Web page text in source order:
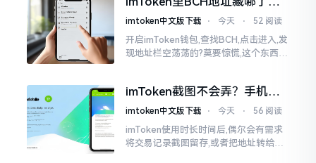
手把手教你找对位置
imtoken中文版下载 ⋅ 今天 ⋅ 52 阅读
开启imToken钱包,查找BCH,点击进入,发
现地址栏空荡荡的?莫要惊慌,这个东西隐
imToken截图不会弄？手机这
招教你搞定
imtoken中文版下载 ⋅ 今天 ⋅ 56 阅读
imToken使用时长时间后,偶尔会有需求
将交易记录截图留存,或者把地址转给友